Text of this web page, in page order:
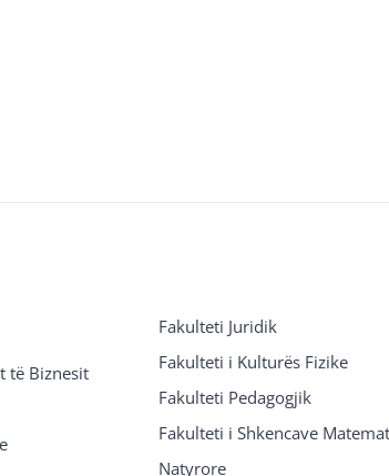
të Biznesit
Fakulteti Juridik
Fakulteti i Kulturës Fizike
Fakulteti Pedagogjik
Fakulteti i Shkencave
Natyrore